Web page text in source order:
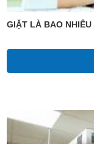
GIẶT LÀ BAO NHIÊU